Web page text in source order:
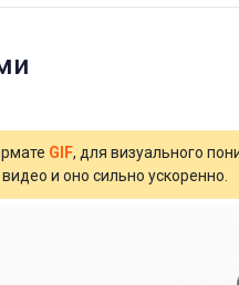
GIF, для визуального
и оно сильно ускоренно.